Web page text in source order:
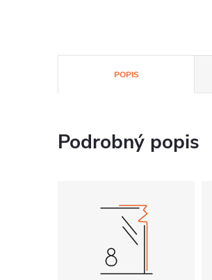
POPIS
Podrobný popis